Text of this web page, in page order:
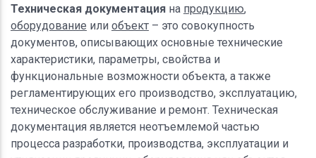
Техническая документация на продукцию,
оборудование или объект – это совокупность
документов, описывающих основные технические
характеристики, параметры, свойства и
функциональные возможности объекта, а также
регламентирующих его производство, эксплуатацию,
техническое обслуживание и ремонт. Техническая
документация является неотъемлемой частью
процесса разработки, производства, эксплуатации и